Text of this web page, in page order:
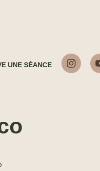
UNE SÉANCE